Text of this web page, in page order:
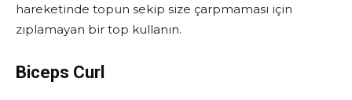
hareketinde topun sekip size çarpmaması için
zıplamayan bir top kullanın.
Biceps Curl